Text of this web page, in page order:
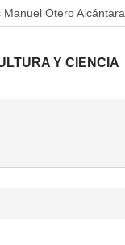
Manuel Otero Alcántara
Y CIENCIA